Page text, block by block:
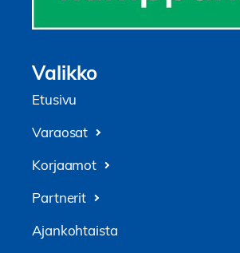
Valikko
Etusivu
Varaosat
Korjaamot
Partnerit
Ajankohtaista